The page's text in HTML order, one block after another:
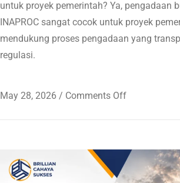
untuk proyek pemerintah? Ya, pengadaan
INAPROC sangat cocok untuk proyek
mendukung proses pengadaan yang
regulasi.
May 28, 2026 / Comments Off